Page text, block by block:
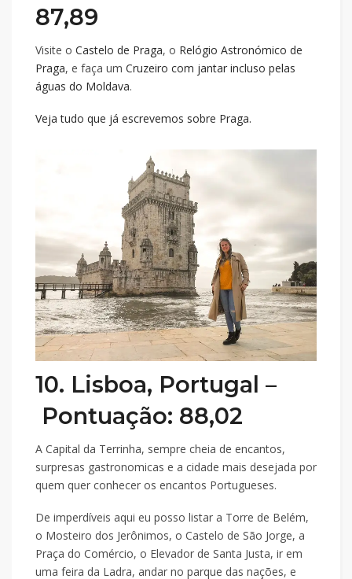
87,89
Visite o Castelo de Praga, o Relógio Astronómico de
Praga, e faça um Cruzeiro com jantar incluso pelas
águas do Moldava.
Veja tudo que já escrevemos sobre Praga.
10. Lisboa, Portugal –
Pontuação: 88,02
A Capital da Terrinha, sempre cheia de encantos,
surpresas gastronomicas e a cidade mais desejada por
quem quer conhecer os encantos Portugueses.
De imperdíveis aqui eu posso listar a Torre de Belém,
o Mosteiro dos Jerônimos, o Castelo de São Jorge, a
Praça do Comércio, o Elevador de Santa Justa, ir em
uma feira da Ladra, andar no parque das nações, e